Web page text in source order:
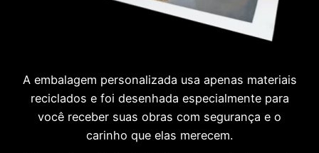
A embalagem personalizada usa apenas materiais
reciclados e foi desenhada especialmente para
você receber suas obras com segurança e o
carinho que elas merecem.